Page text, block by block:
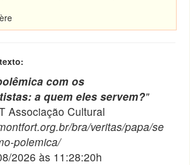
com os
a quem eles servem?"
Associação Cultural
bra/veritas/papa/se
polemica/
2026 às 11:28:20h